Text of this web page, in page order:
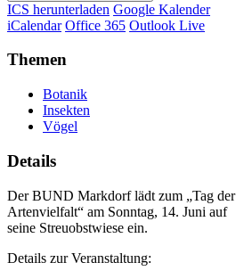
ICS herunterladen Google Kalender
iCalendar Office 365 Outlook Live
Themen
Botanik
Insekten
Vögel
Details
Der BUND Markdorf lädt zum „Tag der
Artenvielfalt“ am Sonntag, 14. Juni auf
seine Streuobstwiese ein.
Details zur Veranstaltung: